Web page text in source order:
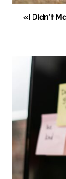
«I Didn’t